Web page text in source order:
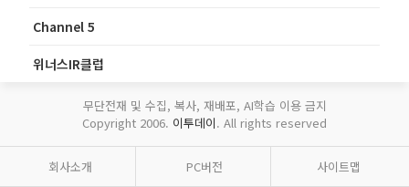
Channel 5
위너스IR클럽
무단전재 및 수집, 복사, 재배포, AI학습 이용 금지
Copyright 2006. 이투데이. All rights reserved
회사소개 PC버전 사이트맵